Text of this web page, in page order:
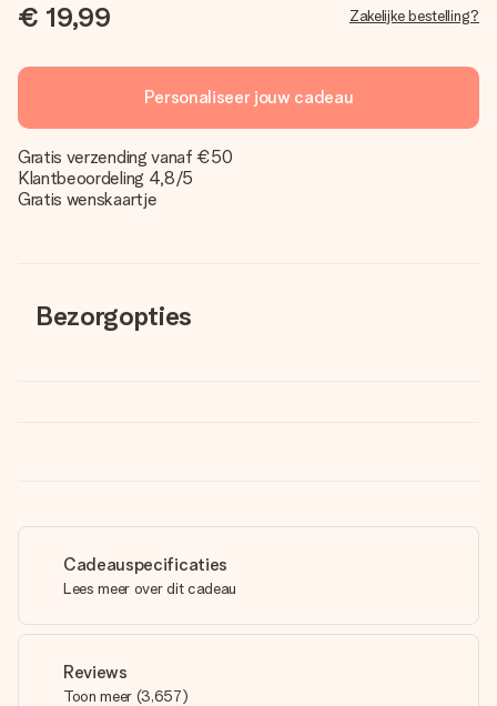
€ 19,99 Zakelijke bestelling?
Personaliseer jouw cadeau
Gratis verzending vanaf €50
Klantbeoordeling 4,8/5
Gratis wenskaartje
Bezorgopties
Cadeauspecificaties
Lees meer over dit cadeau
Reviews
Toon meer (3,657)